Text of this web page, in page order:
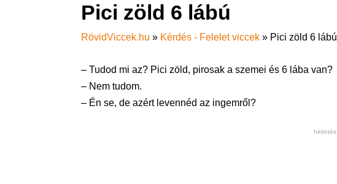
Pici zöld 6 lábú
RövidViccek.hu » Kérdés - Felelet viccek » Pici zöld 6 lábú
– Tudod mi az? Pici zöld, pirosak a szemei és 6 lába van?
– Nem tudom.
– Én se, de azért levennéd az ingemről?
hirdetés